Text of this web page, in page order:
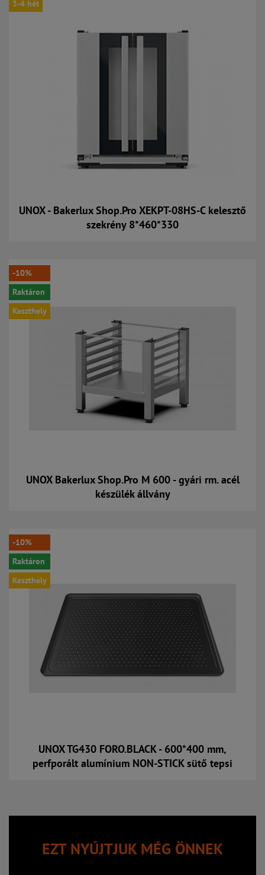
3-4 hét
UNOX - Bakerlux Shop.Pro XEKPT-08HS-C kelesztő
szekrény 8*460*330
Kosárba
-10%
Raktáron
Keszthely
UNOX Bakerlux Shop.Pro M 600 - gyári rm. acél
készülék állvány
Kosárba
-10%
Raktáron
Keszthely
UNOX TG430 FORO.BLACK - 600*400 mm,
perfporált alumínium NON-STICK sütő tepsi
Kosárba
EZT NYÚJTJUK MÉG ÖNNEK